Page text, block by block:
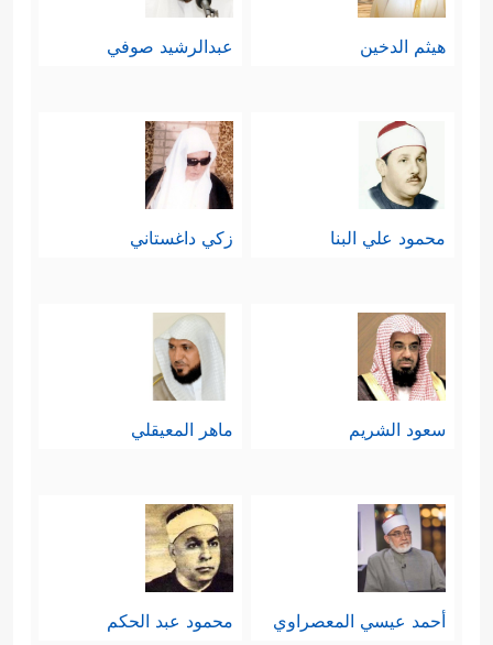
هيثم الدخين عبدالرشيد صوفي
محمود علي البنا زكي داغستاني
سعود الشريم ماهر المعيقلي
أحمد عيسي المعصراوي محمود عبد الحكم